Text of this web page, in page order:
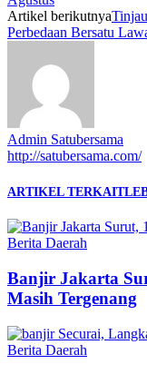
Artikel berikutnya
Perbedaan Bersatu
Admin Satubersama
http://satubersama.com/
ARTIKEL TERKAIT
Berita Daerah
Banjir Jakarta
Masih Tergenang
Berita Daerah